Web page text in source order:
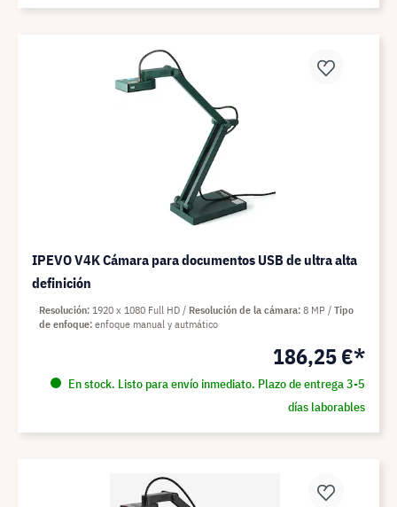
IPEVO V4K Cámara para documentos USB de ultra alta
definición
186,25 €*
En stock. Listo para envío inmediato. Plazo de entrega 3-5
días laborables
Resolución 1920 x 1080 Full HD Resolución de la cámara 8 MP
Tipo
de enfoque enfoque manual y autmático